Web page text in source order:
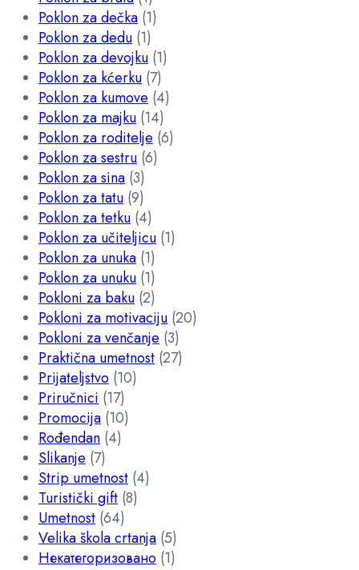
Poklon za dečka (1)
Poklon za dedu (1)
Poklon za devojku (1)
Poklon za kćerku (7)
Poklon za kumove (4)
Poklon za majku (14)
Poklon za roditelje (6)
Poklon za sestru (6)
Poklon za sina (3)
Poklon za tatu (9)
Poklon za tetku (4)
Poklon za učiteljicu (1)
Poklon za unuka (1)
Poklon za unuku (1)
Pokloni za baku (2)
Pokloni za motivaciju (20)
Pokloni za venčanje (3)
Praktična umetnost (27)
Prijateljstvo (10)
Priručnici (17)
Promocija (10)
Rođendan (4)
Slikanje (7)
Strip umetnost (4)
Turistički gift (8)
Umetnost (64)
Velika škola crtanja (5)
Некатегоризовано (1)